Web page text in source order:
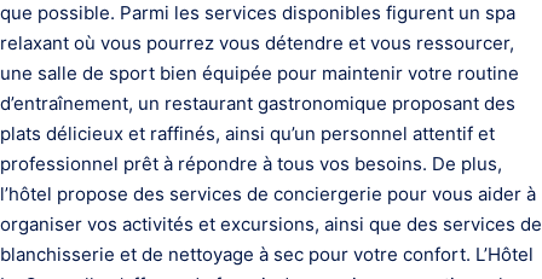
que possible. Parmi les services disponibles figurent un spa
relaxant où vous pourrez vous détendre et vous ressourcer,
une salle de sport bien équipée pour maintenir votre routine
d’entraînement, un restaurant gastronomique proposant des
plats délicieux et raffinés, ainsi qu’un personnel attentif et
professionnel prêt à répondre à tous vos besoins. De plus,
l’hôtel propose des services de conciergerie pour vous aider à
organiser vos activités et excursions, ainsi que des services de
blanchisserie et de nettoyage à sec pour votre confort. L’Hôtel